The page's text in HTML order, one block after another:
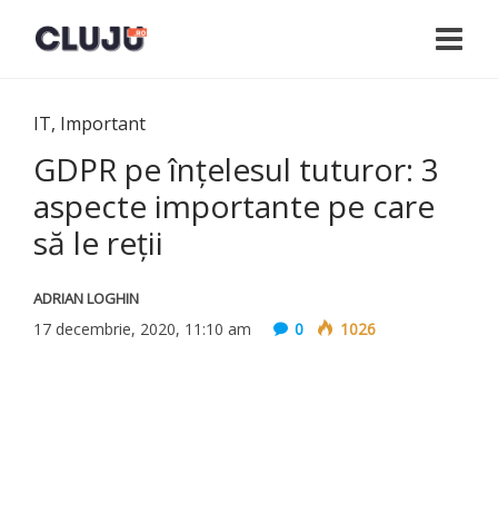
IT, Important
GDPR pe înțelesul tuturor: 3
aspecte importante pe care
să le reții
ADRIAN LOGHIN
17 decembrie, 2020, 11:10 am 0 1026